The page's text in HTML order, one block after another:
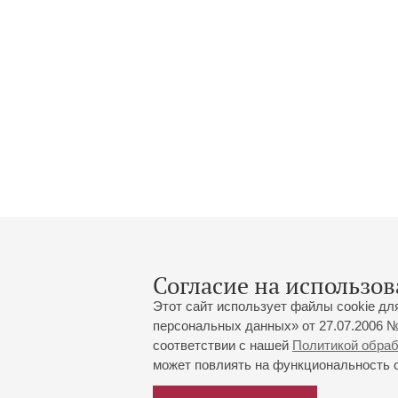
Согласие на
Этот сайт использует файлы cookie
персональных данных» от 27.07.2006
соответствии с нашей Политикой
может повлиять на функциональность
Большой зал:
191186, Санкт-Петербург,